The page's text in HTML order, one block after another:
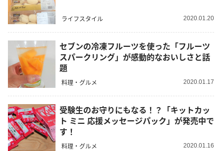
ライフスタイル 2020.01.20
セブンの冷凍フルーツを使った「フルーツ
スパークリング」が感動的なおいしさと話
題
料理・グルメ 2020.01.17
受験生のお守りにもなる！？「キットカッ
ト ミニ 応援メッセージパック」が発売中で
す！
料理・グルメ 2020.01.16